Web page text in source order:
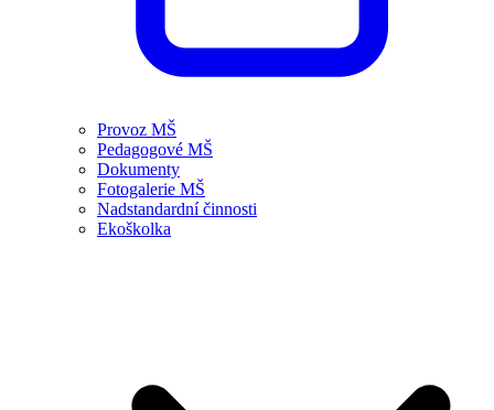
Provoz MŠ
Pedagogové MŠ
Dokumenty
Fotogalerie MŠ
Nadstandardní činnosti
Ekoškolka